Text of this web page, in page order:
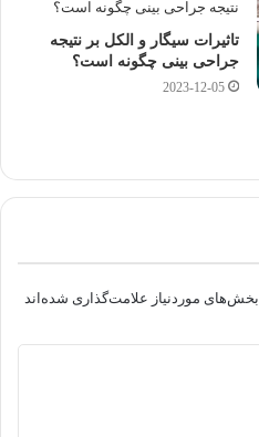
تاثیرات سیگار و الکل بر نتیجه
جراحی بینی چگونه است؟
2023-12-05
بخش‌های موردنیاز علامت‌گذاری شده‌اند